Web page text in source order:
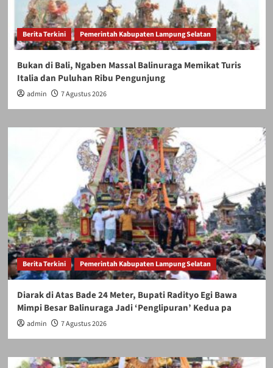
Berita Terkini Pemerintah Kabupaten Lampung Selatan
Bukan di Bali, Ngaben Massal Balinuraga Memikat Turis
Italia dan Puluhan Ribu Pengunjung
admin 7 Agustus 2026
Berita Terkini Pemerintah Kabupaten Lampung Selatan
Diarak di Atas Bade 24 Meter, Bupati Radityo Egi Bawa
Mimpi Besar Balinuraga Jadi ‘Penglipuran’ Kedua pa
admin 7 Agustus 2026